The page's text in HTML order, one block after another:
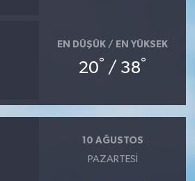
EN DÜŞÜK / EN YÜKSEK
20° / 38°
10 AĞUSTOS
PAZARTESI